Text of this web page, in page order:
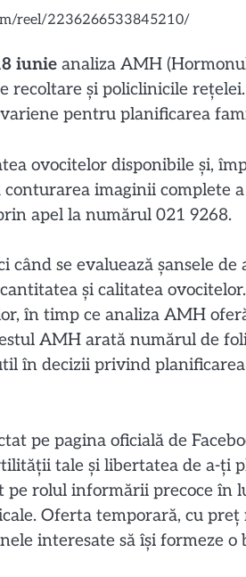
iunie analiza AMH
recoltare și policlinicile
pentru planificarea
ovocitelor disponibile și,
imaginii complete
apel la numărul 021 9268.
când se evaluează șansele
și calitatea
în timp ce analiza AMH
AMH arată numărul de
în decizii privind
pe pagina oficială de
tale și libertatea de a-ți
pe rolul informării precoce în
Oferta temporară, cu preț
interesate să își formeze